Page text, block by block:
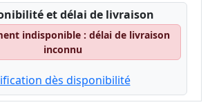
et délai de livraison
indisponible : délai de livraison
inconnu
dès disponibilité